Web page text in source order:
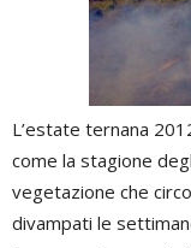
L’estate ternana
come la stagione
vegetazione che
divampati le